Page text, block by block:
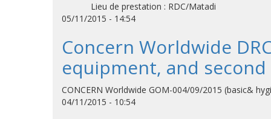
Lieu de prestation : RDC/Matadi
05/11/2015 - 14:54
Concern Worldwide
equipment, and
CONCERN Worldwide GOM-004/09/2015 (basic&
04/11/2015 - 10:54